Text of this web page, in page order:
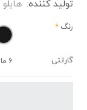
تولید کننده: هایلو | Haylou
رنگ *
گارانتی 6 ماه گارانتی تعویض شرکتی